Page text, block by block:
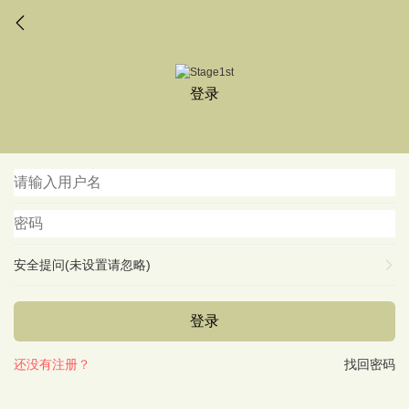
登录
安全提问(未设置请忽略)
登录
找回密码
还没有注册？